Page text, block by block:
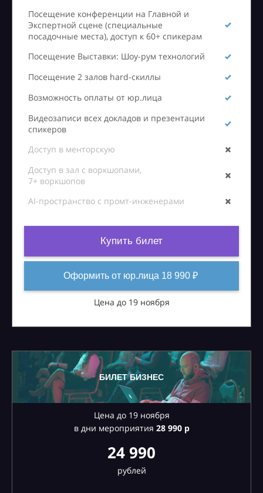
Посещение конференции на Главной и
Экспертной сцене (специальные
посадочные места), доступ к 60+ спикерам
Посещение Выставки: Шоу-рум технологий
Посещение 2 залов hard-скиллы
Возможность оплаты от юр.лица
Видеозаписи всех докладов и презентации
спикеров
Доступ в менторскую
Доступ в зал с воркшопами,
7+ воркшопов
AI-пространство с промт-инженерами
Купить билет
Оформить от юр.лица 18 990 ₽
Цена до 19 ноября
БИЛЕТ БИЗНЕС
Цена до 19 ноября
в дни мероприятия 28990 р
24 990
рублей